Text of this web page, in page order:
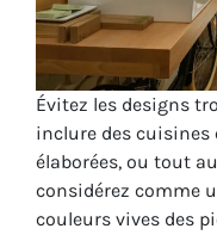
Évitez les designs
inclure des cuisines
élaborées, ou tout
considérez comme
couleurs vives des